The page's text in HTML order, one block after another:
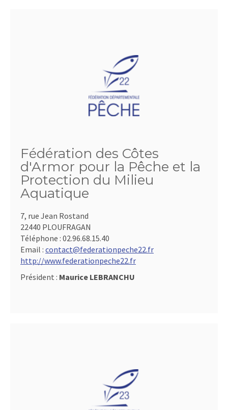
Fédération des Côtes
d'Armor pour la Pêche et la
Protection du Milieu
Aquatique
7, rue Jean Rostand
22440 PLOUFRAGAN
Téléphone : 02.96.68.15.40
Email : contact@federationpeche22.fr
http://www.federationpeche22.fr
Président : Maurice LEBRANCHU